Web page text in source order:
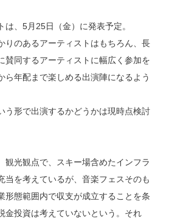
、5月25日（金）に発表予定。
りのあるアーティストはもちろん、長
賛同するアーティストに幅広く参加を
ら年配まで楽しめる出演陣になるよう
う形で出演するかどうかは現時点検討
観光観点で、スキー場含めたインフラ
当を考えているが、音楽フェスそのも
形態範囲内で収支が成立することを条
金投資は考えていないという。それ